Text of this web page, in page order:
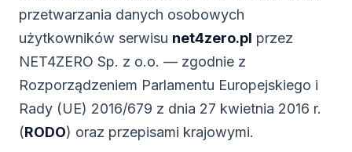
przetwarzania danych osobowych
użytkowników serwisu net4zero.pl przez
NET4ZERO Sp. z o.o. — zgodnie z
Rozporządzeniem Parlamentu Europejskiego i
Rady (UE) 2016/679 z dnia 27 kwietnia 2016 r.
(RODO) oraz przepisami krajowymi.